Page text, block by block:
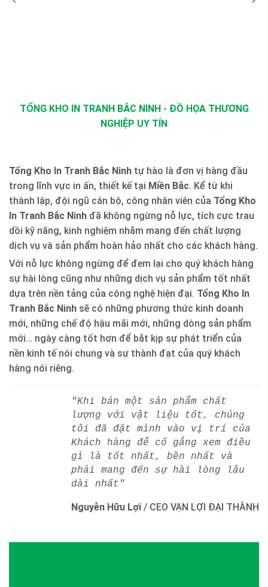
TỔNG KHO IN TRANH BẮC NINH - ĐỒ HỌA THƯƠNG
NGHIỆP UY TÍN
Tổng Kho In Tranh Bắc Ninh tự hào là đơn vị hàng đầu
trong lĩnh vực in ấn, thiết kế tại Miền Bắc. Kể từ khi
thành lập, đội ngũ cán bộ, công nhân viên của Tổng Kho
In Tranh Bắc Ninh đã không ngừng nỗ lực, tích cực trau
dồi kỹ năng, kinh nghiệm nhằm mang đến chất lượng
dịch vụ và sản phẩm hoàn hảo nhất cho các khách hàng.
Với nỗ lực không ngừng để đem lại cho quý khách hàng
sự hài lòng cũng như những dịch vụ sản phẩm tốt nhất
dựa trên nền tảng của công nghệ hiện đại. Tổng Kho In
Tranh Bắc Ninh sẽ có những phương thức kinh doanh
mới, những chế độ hậu mãi mới, những dòng sản phẩm
mới… ngày càng tốt hơn để bắt kịp sự phát triển của
nền kinh tế nói chung và sự thành đạt của quý khách
hàng nói riêng.
"Khi bán một sản phẩm chất
lượng với vật liệu tốt, chúng
tôi đã đặt mình vào vị trí của
Khách hàng để cố gắng xem điều
gì là tốt nhất, bền nhất và
phải mang đến sự hài lòng lâu
dài nhất"
Nguyễn Hữu Lợi / CEO VẠN LỢI ĐẠI THÀNH